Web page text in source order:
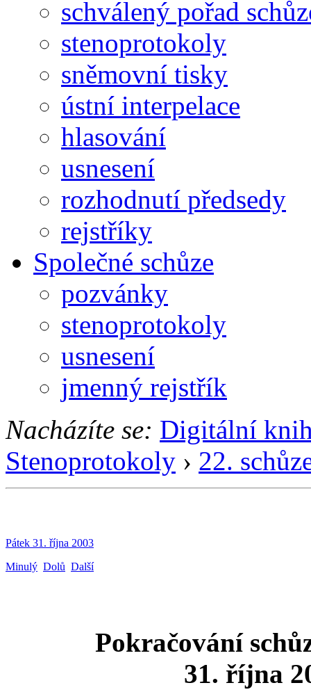
schválený pořad
stenoprotokoly
sněmovní tisky
ústní interpelace
hlasování
usnesení
rozhodnutí předsedy
rejstříky
Společné schůze
pozvánky
stenoprotokoly
usnesení
jmenný rejstřík
Nacházíte se: Digitální
Stenoprotokoly › 22.
Pátek 31. října 2003
Minulý Dolů Další
Pokračování
31. října